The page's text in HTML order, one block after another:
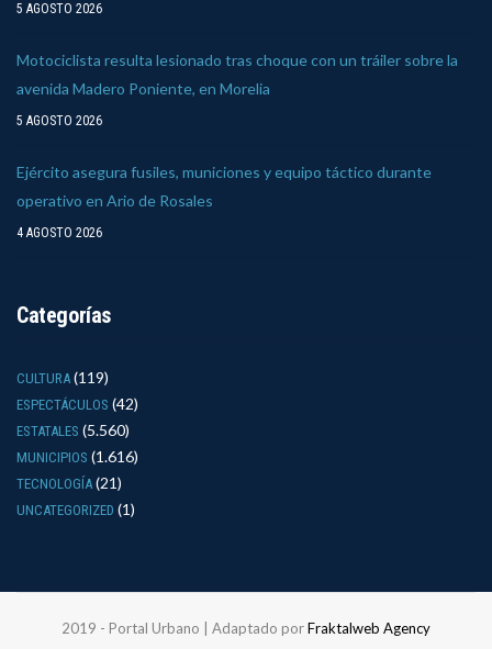
5 AGOSTO 2026
Motociclista resulta lesionado tras choque con un tráiler sobre la
avenida Madero Poniente, en Morelia
5 AGOSTO 2026
Ejército asegura fusiles, municiones y equipo táctico durante
operativo en Ario de Rosales
4 AGOSTO 2026
Categorías
CULTURA (119)
ESPECTÁCULOS (42)
ESTATALES (5.560)
MUNICIPIOS (1.616)
TECNOLOGÍA (21)
UNCATEGORIZED (1)
2019 - Portal Urbano | Adaptado porFraktalweb Agency